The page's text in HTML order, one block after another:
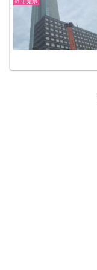
in 千葉県